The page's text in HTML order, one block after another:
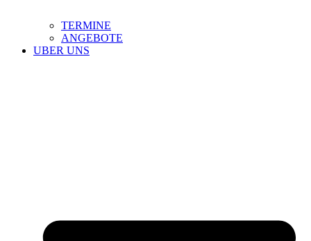
TERMINE
ANGEBOTE
UBER UNS